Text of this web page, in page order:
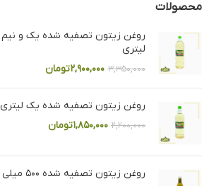
محصولات
روغن زیتون تصفیه شده یک و نیم
لیتری
۳,۳۵۰,۰۰۰ ۲,۹۰۰,۰۰۰تومان
روغن زیتون تصفیه شده یک لیتری
۲,۲۰۰,۰۰۰ ۱,۸۵۰,۰۰۰تومان
روغن زیتون تصفیه شده ۵۰۰ میلی لیتر